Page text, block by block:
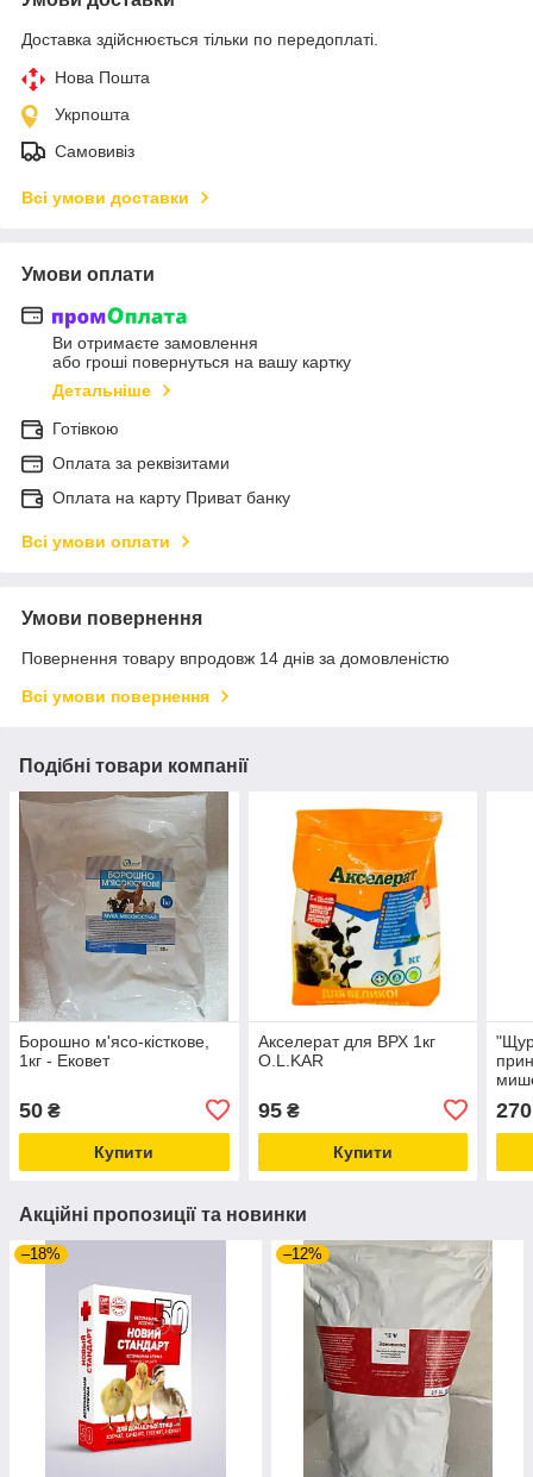
Доставка здійснюється тільки по передоплаті.
Нова Пошта
Укрпошта
Самовивіз
Всі умови доставки
Умови оплати
Ви отримаєте замовлення
або гроші повернуться на вашу картку
Детальніше
Готівкою
Оплата за реквізитами
Оплата на карту Приват банку
Всі умови оплати
Умови повернення
Повернення товару впродовж 14 днів за домовленістю
Всі умови повернення
Подібні товари компанії
Борошно м'ясо-кісткове,
1кг - Eковет
50 ₴
Купити
Акселерат для ВРХ 1кг
O.L.KAR
95₴
Купити
270
Акційні пропозиції та новинки
–18% –12%